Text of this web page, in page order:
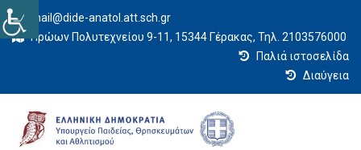
mail@dide-anatol.att.sch.gr
Ηρώων Πολυτεχνείου 9-11, 15344 Γέρακας, Τηλ. 2103576000
Παλιά ιστοσελίδα
Διαύγεια